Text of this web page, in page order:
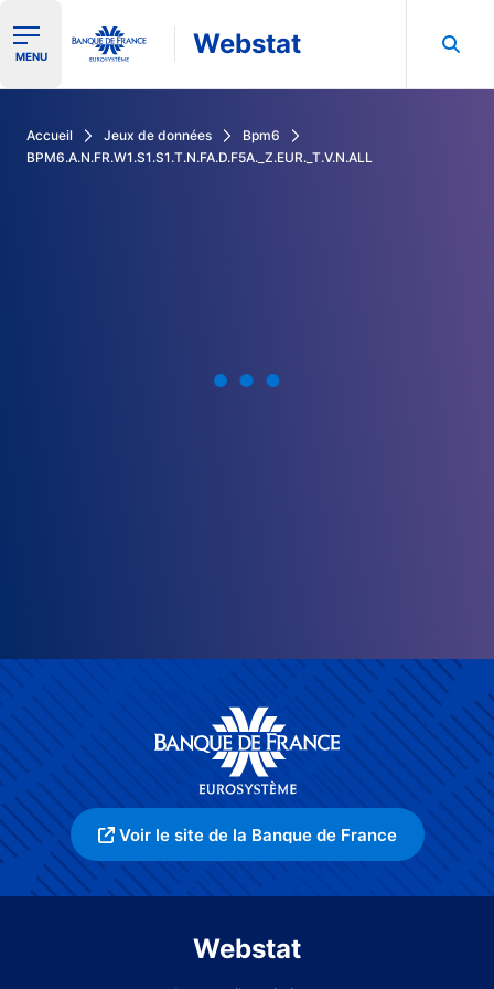
Ouvrir le menu de navigation
MENU Webstat
Accueil Jeux de données
Bpm6
BPM6.A.N.FR.W1.S1.S1.T.N.FA.D.F5A._Z.EUR._T.V.N.ALL
Voir le site de la Banque de France
Webstat